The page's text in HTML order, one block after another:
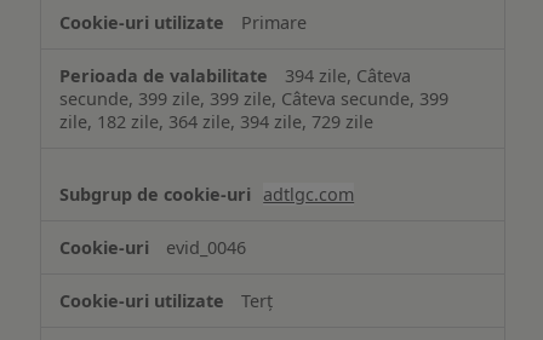
Primare
394 zile, Câteva
secunde, 399 zile, 399 zile, Câteva secunde, 399
zile, 182 zile, 364 zile, 394 zile, 729 zile
adtlgc.com
evid_0046
Terț